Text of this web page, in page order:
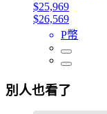
$25,969
$26,569
P幣
別人也看了